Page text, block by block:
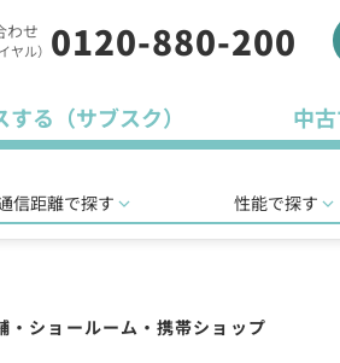
わせ
ヤル） 0120-880-200
する（サブスク） 中
信距離で探す 性能で探す
・ショールーム・携帯ショップ